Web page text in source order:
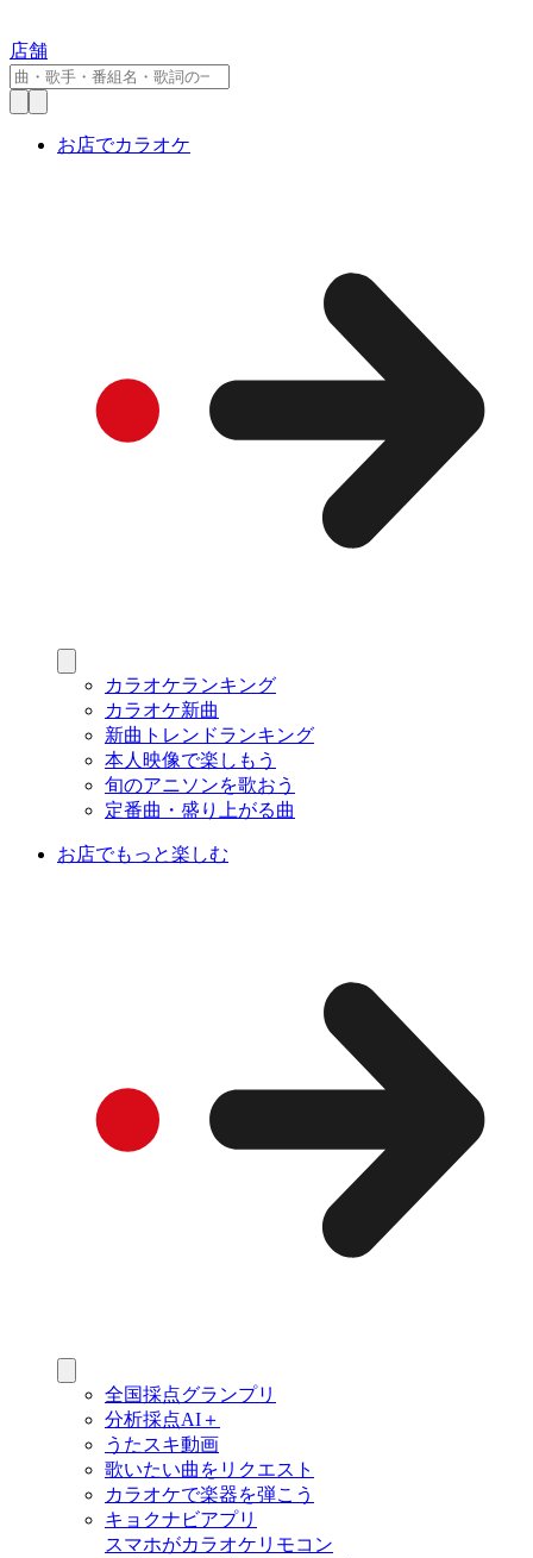
店舗
お店でカラオケ
カラオケランキング
カラオケ新曲
新曲トレンドランキング
本人映像で楽しもう
旬のアニソンを歌おう
定番曲・盛り上がる曲
お店でもっと楽しむ
全国採点グランプリ
分析採点AI＋
うたスキ動画
歌いたい曲をリクエスト
カラオケで楽器を弾こう
キョクナビアプリ
スマホがカラオケリモコン